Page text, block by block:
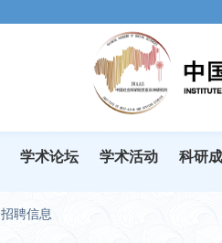
学术论坛 学术活动 科研
招聘信息